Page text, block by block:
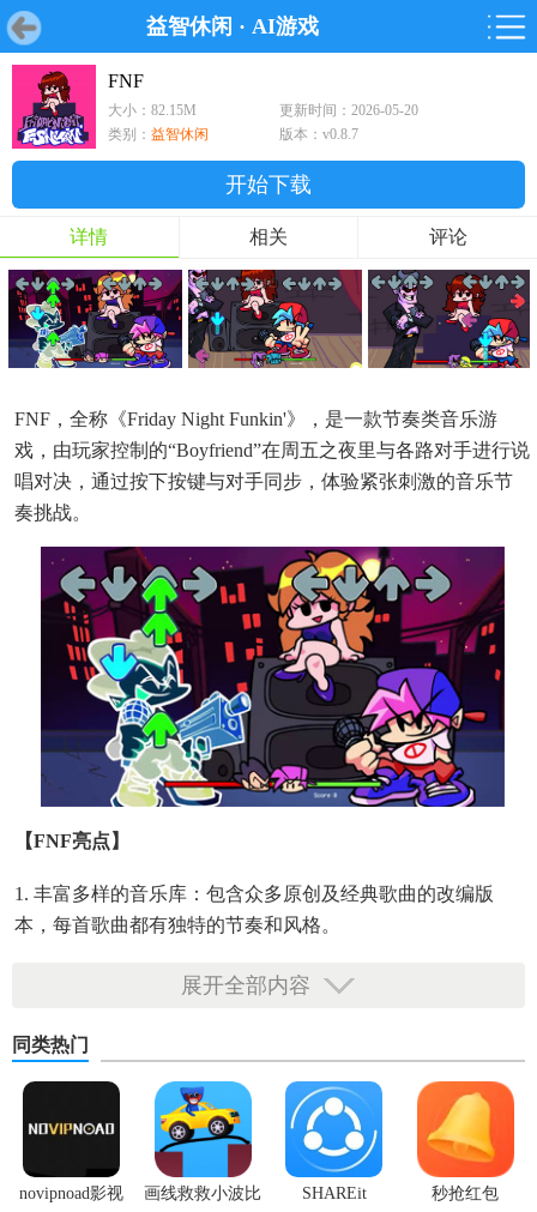
益智休闲 · AI游戏
首页 游戏
游戏 软件 鸿蒙
游戏 软件
FNF
大小：82.15M
更新时间：2026-05-20
类别： 益智休闲 版本：v0.8.7
开始下载
详情 相关 评论
FNF，全称《Friday Night Funkin'》，是一款节奏类音乐游
戏，由玩家控制的“Boyfriend”在周五之夜里与各路对手进行说
唱对决，通过按下按键与对手同步，体验紧张刺激的音乐节
奏挑战。
【FNF亮点】
1. 丰富多样的音乐库：包含众多原创及经典歌曲的改编版
本，每首歌曲都有独特的节奏和风格。
2. 生动有趣的角色设计：每个对手都有自己独特的个性和故
3. 简单易上手，难度可调整：无论音乐游戏新手还是老手都
能找到适合自己的挑战级别。
4. 免费更新与扩展：游戏持续推出新歌曲和故事章节，让玩
家保持新鲜感。
展开全部内容
同类热门
novipnoad影视
画线救救小波比
SHAREit
秒抢红包